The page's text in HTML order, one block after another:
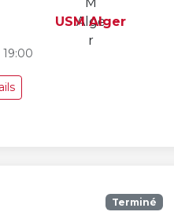
USM Alger
19:00
Terminé